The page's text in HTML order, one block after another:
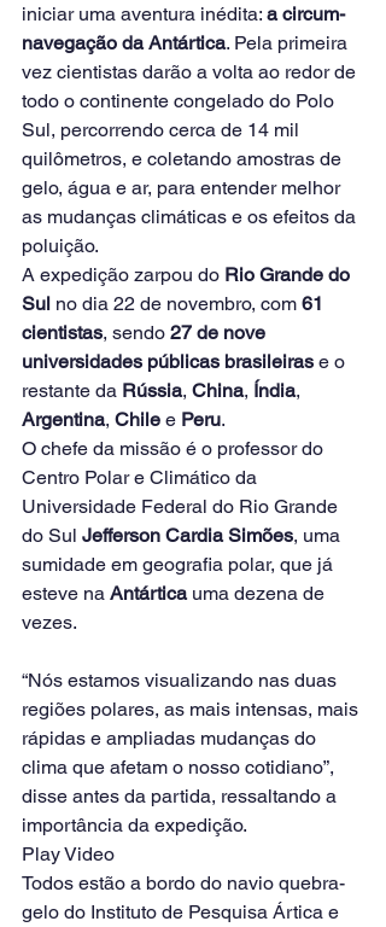
iniciar uma aventura inédita: a circum-
navegação da Antártica. Pela primeira
vez cientistas darão a volta ao redor de
todo o continente congelado do Polo
Sul, percorrendo cerca de 14 mil
quilômetros, e coletando amostras de
gelo, água e ar, para entender melhor
as mudanças climáticas e os efeitos da
poluição.
A expedição zarpou do Rio Grande do
Sul no dia 22 de novembro, com 61
cientistas, sendo 27 de nove
universidades públicas brasileiras e o
restante da Rússia, China, Índia,
Argentina, Chile e Peru.
O chefe da missão é o professor do
Centro Polar e Climático da
Universidade Federal do Rio Grande
do Sul Jefferson Cardia Simões, uma
sumidade em geografia polar, que já
esteve na Antártica uma dezena de
vezes.
“Nós estamos visualizando nas duas
regiões polares, as mais intensas, mais
rápidas e ampliadas mudanças do
clima que afetam o nosso cotidiano”,
disse antes da partida, ressaltando a
importância da expedição.
Play Video
Todos estão a bordo do navio quebra-
gelo do Instituto de Pesquisa Ártica e